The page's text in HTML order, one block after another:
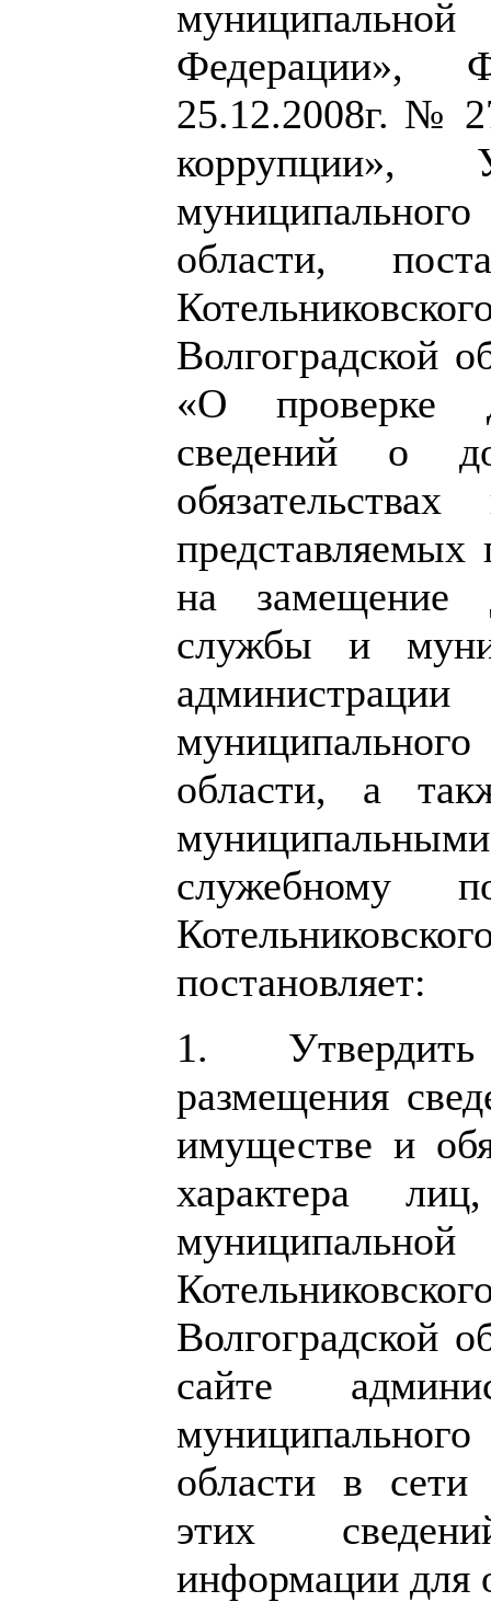
Федерации»,
25.12.2008г. №
коррупции»,
области,
Волгоградской
«О проверке
сведений о
на замещение
службы и
области, а
служебному
постановляет:
1.
размещения
имуществе и
характера
Волгоградской
сайте
области в сети
этих
информации для